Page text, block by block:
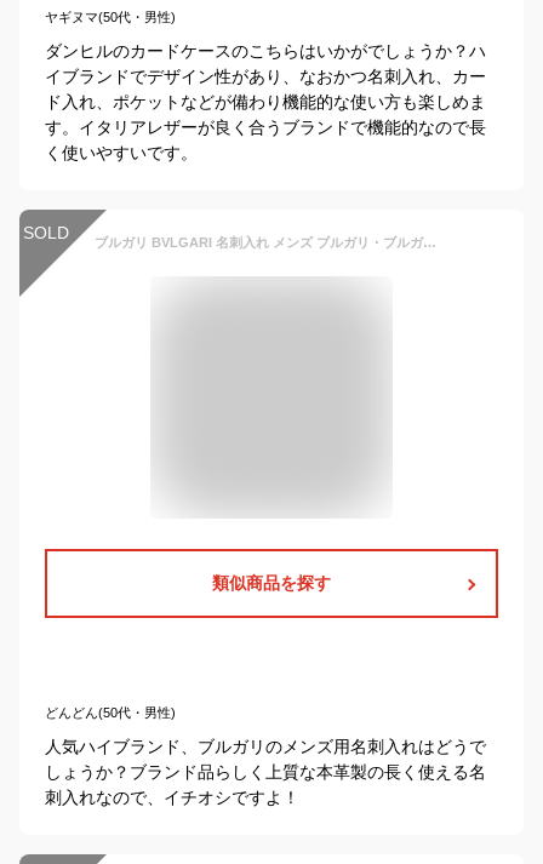
ヤギヌマ(50代・男性)
ダンヒルのカードケースのこちらはいかがでしょうか？ハ
イブランドでデザイン性があり、なおかつ名刺入れ、カー
ド入れ、ポケットなどが備わり機能的な使い方も楽しめま
す。イタリアレザーが良く合うブランドで機能的なので長
く使いやすいです。
SOLD ブルガリ BVLGARI 名刺入れ メンズ ブルガリ・ブルガリ マン レザー カードケース ブラック 30400 BLK | コンビニ受取 ブランド
類似商品を探す
どんどん(50代・男性)
人気ハイブランド、ブルガリのメンズ用名刺入れはどうで
しょうか？ブランド品らしく上質な本革製の長く使える名
刺入れなので、イチオシですよ！